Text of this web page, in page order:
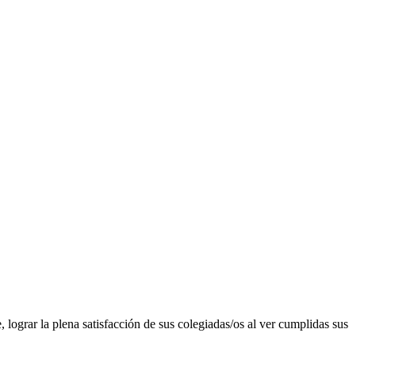
la plena satisfacción de sus colegiadas/os al ver cumplidas sus